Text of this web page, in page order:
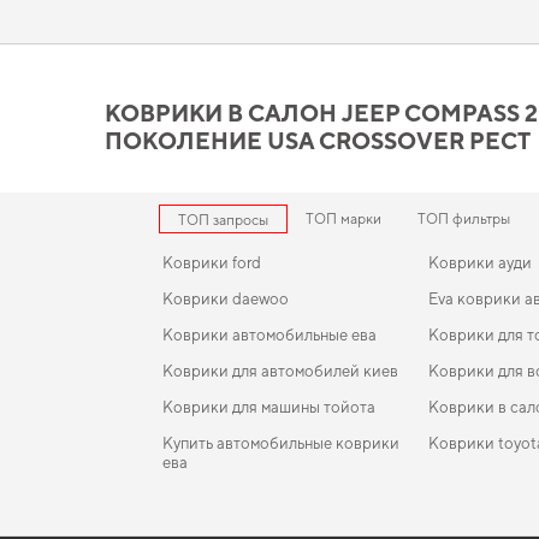
выбор по цене и качеству
Коврики из EVA материала отличаются высоким качеством и
КОВРИКИ В САЛОН JEEP COMPASS
ПОКОЛЕНИЕ USA CROSSOVER РЕСТ
ТОП запросы ТОП марки ТОП фильтры
Коврики ford
Коврики daewoo
Коврики автомобильные ева
Коврики для автомобилей киев
Коврики для машины тойота
Купить автомобильные коврики
ева
Коврики ауди
Eva коврики
Коврики для
Коврики для
Коврики в
Коврики